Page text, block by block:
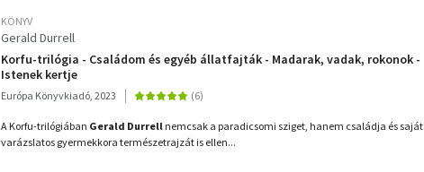
KÖNYV
Gerald Durrell
Korfu-trilógia - Családom és egyéb állatfajták - Madarak, vadak, rokonok -
Istenek kertje
Európa Könyvkiadó, 2023
A Korfu-trilógiában Gerald Durrell nemcsak a paradicsomi sziget, hanem családja és saját
varázslatos gyermekkora természetrajzát is ellen...